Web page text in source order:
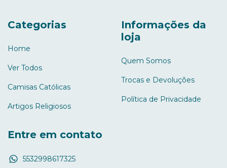
Categorias
Home
Ver Todos
Camisas Católicas
Artigos Religiosos
Informações da
loja
Quem Somos
Trocas e Devoluções
Política de Privacidade
Entre em contato
5532998617325